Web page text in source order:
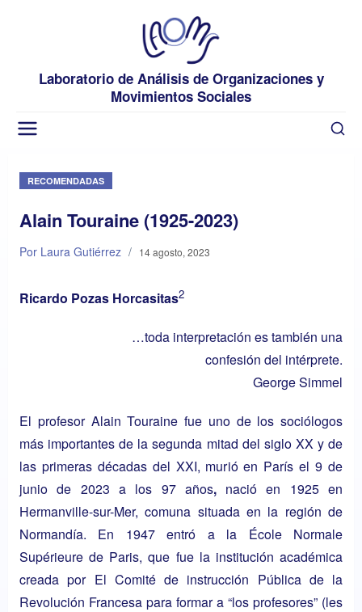
Laboratorio de Análisis de Organizaciones y
Movimientos Sociales
RECOMENDADAS
Alain Touraine (1925-2023)
Por Laura Gutiérrez / 14 agosto, 2023
Ricardo Pozas Horcasitas2
…toda interpretación es también una
confesión del intérprete.
George Simmel
El profesor Alain Touraine fue uno de los sociólogos
más importantes de la segunda mitad del siglo XX y de
las primeras décadas del XXI, murió en París el 9 de
junio de 2023​ a los 97 años, nació en 1925 en
Hermanville-sur-Mer, comuna situada en la región de
Normandía. En 1947 entró a la École Normale
Supérieure de Paris, que fue la institución académica
creada por El Comité de instrucción Pública de la
Revolución Francesa para formar a “los profesores” (les